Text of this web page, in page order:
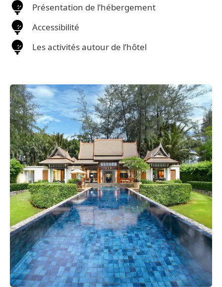
Présentation de l’hébergement
Accessibilité
Les activités autour de l’hôtel